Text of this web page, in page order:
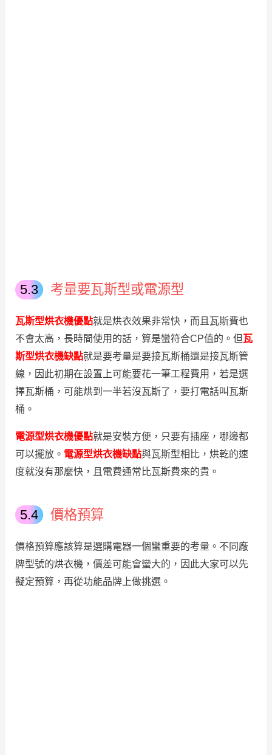
考量要瓦斯型或電源型
瓦斯型烘衣機優點就是烘衣效果非常快，而且瓦斯費也
不會太高，長時間使用的話，算是蠻符合CP值的。但瓦
斯型烘衣機缺點就是要考量是要接瓦斯桶還是接瓦斯管
線，因此初期在設置上可能要花一筆工程費用，若是選
擇瓦斯桶，可能烘到一半若沒瓦斯了，要打電話叫瓦斯
桶。
電源型烘衣機優點就是安裝方便，只要有插座，哪邊都
可以擺放。 電源型烘衣機缺點與瓦斯型相比，烘乾的速
度就沒有那麼快，且電費通常比瓦斯費來的貴。
價格預算
價格預算應該算是選購電器一個蠻重要的考量。不同廠
牌型號的烘衣機，價差可能會蠻大的，因此大家可以先
擬定預算，再從功能品牌上做挑選。